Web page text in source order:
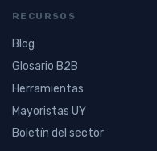
RECURSOS
Blog
Glosario B2B
Herramientas
Mayoristas UY
Boletín del sector